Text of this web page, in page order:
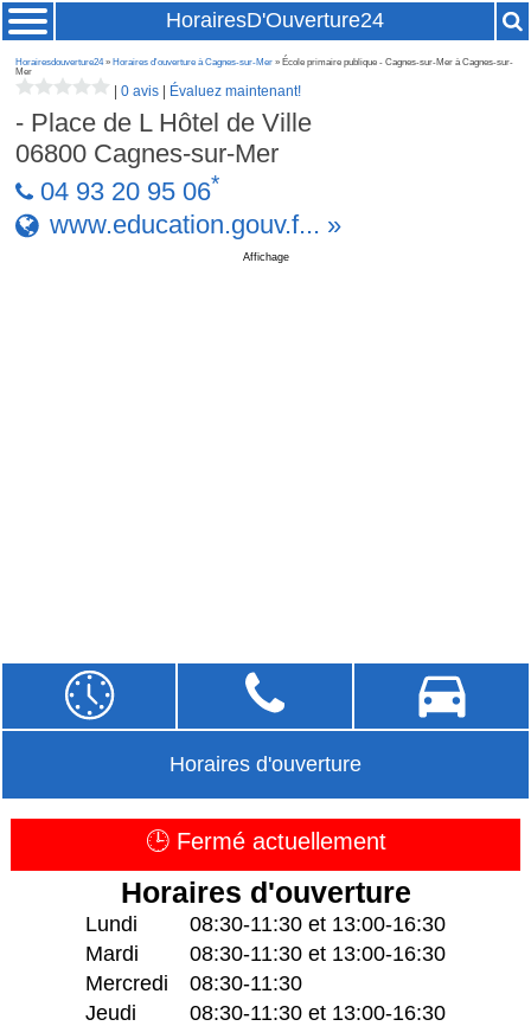
HorairesD'Ouverture24
Horairesdouverture24» Horaires d'ouverture à Cagnes-sur-Mer » École primaire publique - Cagnes-sur-Mer à Cagnes-sur-
Mer
|0 avis Évaluez maintenant!
- Place de L Hôtel de Ville
06800 Cagnes-sur-Mer
04 93 20 95 06*
www.education.gouv.f... »
Affichage
Horaires d'ouverture
🕒 Fermé actuellement
Horaires d'ouverture
Lundi
08:30-11:30 et 13:00-16:30
Mardi
08:30-11:30 et 13:00-16:30
Mercredi
08:30-11:30
Jeudi
08:30-11:30 et 13:00-16:30